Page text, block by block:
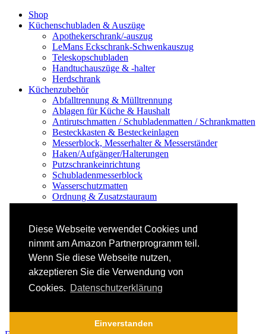
Diese Webseite verwendet Cookies und
nimmt am Amazon Partnerprogramm teil.
Wenn Sie diese Webseite nutzen,
akzeptieren Sie die Verwendung von
Cookies. Datenschutzerklärung
Einverstanden
Shop
Küchenschubladen & Auszüge
Apothekerschrank/-auszug
LeMans Eckschrank-Schwenkauszug
Teleskopschubladen
Handtuchauszüge & -halter
Herdschrank
Küchenzubehör
Abfalltrennung & Mülltrennung
Ablagen für Küche & Haushalt
Antirutschmatten / Schubladenmatten / Schrankmatten
Besteckkasten & Besteckeinlagen
Messerblock, Messerhalter & Messerständer
Haken/Aufgänger/Halterungen
Putzschrankeinrichtung
Schubladenmesserblock
Wasserschutzmatten
Ordnung & Zusatzstauraum
Gewürzregal & Gewürzboard
Regaleinsatz
Scharniere & Dämpfer
Küchen-Elektrogeräte
Küchen-Mixer & -Rührer
Küchenwaage
Smoothie Maker
Toaster